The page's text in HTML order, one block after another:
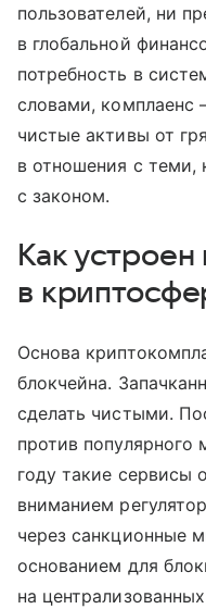
пользователей, ни
в глобальной
потребность в
словами, комплаенс
чистые активы от
в отношения с теми,
с законом.
Как
в
Основа
блокчейна.
сделать чистыми.
против популярного
году такие сервисы
вниманием
через санкционные
основанием для
на